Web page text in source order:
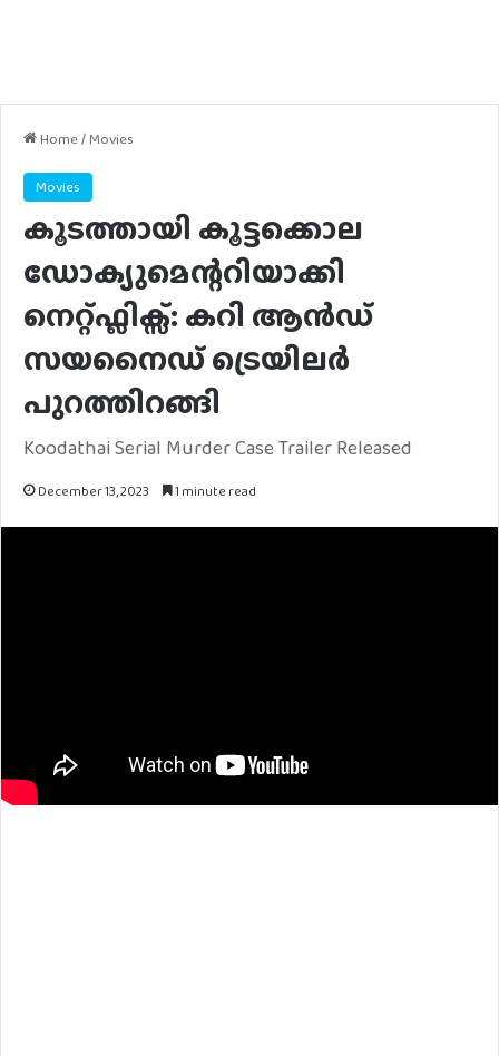
Home/ Movies
Movies
കൂടത്തായി കൂട്ടക്കൊല
ഡോക്യുമെന്ററിയാക്കി
നെറ്റ്ഫ്ലിക്സ്: കറി ആൻഡ്
സയനൈ‍ഡ് ട്രെയിലർ
പുറത്തിറങ്ങി
Koodathai Serial Murder Case Trailer Released
December 13, 2023 1 minute read